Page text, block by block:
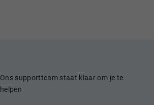
Ons supportteam staat klaar om je te
helpen